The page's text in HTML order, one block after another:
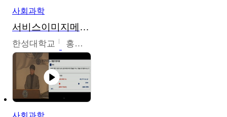
사회과학
서비스이미지메이킹
한성대학교 홍수남